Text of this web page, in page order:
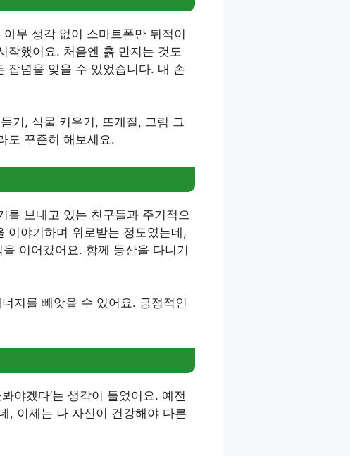
무 생각 없이 스마트폰만 뒤적이
작했어요. 처음엔 흙 만지는 것도
잡념을 잊을 수 있었습니다. 내 손
기, 식물 키우기, 뜨개질, 그림 그
도 꾸준히 해보세요.
를 보내고 있는 친구들과 주기적으
이야기하며 위로받는 정도였는데,
이어갔어요. 함께 등산을 다니기
지를 빼앗을 수 있어요. 긍정적인
야겠다’는 생각이 들었어요. 예전
, 이제는 나 자신이 건강해야 다른